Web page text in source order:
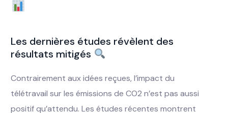
Les dernières études révèlent des
résultats mitigés
Contrairement aux idées reçues, l’impact du
télétravail sur les émissions de CO2 n’est pas aussi
positif qu’attendu. Les études récentes montrent